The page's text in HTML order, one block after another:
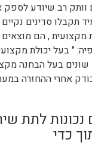
רב שיודע לספק
תקבלו סדינים
מקצועית , הם
" בעל יכולת
שונים בעל הבחנה
אחרי ההחזרה
לתת
כדי